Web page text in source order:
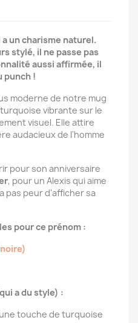
un charisme naturel.
stylé, il ne passe pas
aussi affirmée, il
punch !
moderne de notre mug
vibrante sur le
visuel. Elle attire
audacieux de l'homme
pour son anniversaire
, pour un Alexis qui aime
pas peur d'afficher sa
pour ce prénom :
a du style) :
touche de turquoise